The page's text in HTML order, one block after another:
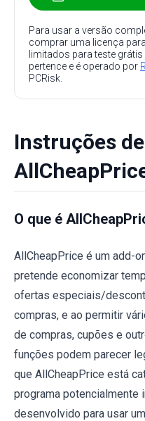
Para usar a versão
comprar uma licença
limitados para teste
pertence e é operado por
PCRisk.
Instruções
O que é
AllCheapPrice é um add-
pretende economizar
ofertas especiais/
compras, e ao permitir
de compras, cupões e
funções podem parecer
que AllCheapPrice está
programa potencialmente
desenvolvido para usar